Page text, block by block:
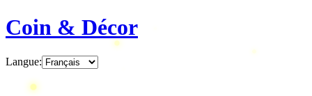
Coin & Décor
Langue: